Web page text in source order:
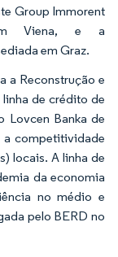
Group Immorent
Viena, e a
em Graz.
a Reconstrução e
de crédito de
Lovcen Banka de
competitividade
locais. A linha de
da economia
no médio e
pelo BERD no